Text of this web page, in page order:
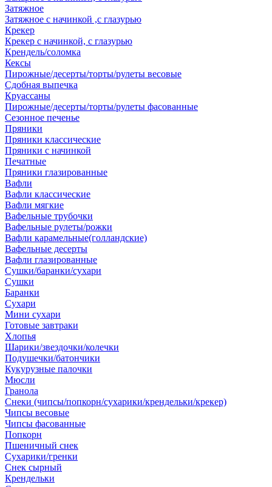
Затяжное
Затяжное с начинкой ,с глазурью
Крекер
Крекер с начинкой, с глазурью
Крендель/соломка
Кексы
Пирожные/десерты/торты/рулеты весовые
Сдобная выпечка
Круассаны
Пирожные/десерты/торты/рулеты фасованные
Сезонное печенье
Пряники
Пряники классические
Пряники с начинкой
Печатные
Пряники глазированные
Вафли
Вафли классические
Вафли мягкие
Вафельные трубочки
Вафельные рулеты/рожки
Вафли карамельные(голландские)
Вафельные десерты
Вафли глазированные
Сушки/баранки/сухари
Сушки
Баранки
Сухари
Мини сухари
Готовые завтраки
Хлопья
Шарики/звездочки/колечки
Подушечки/батончики
Кукурузные палочки
Мюсли
Гранола
Снеки (чипсы/попкорн/сухарики/крендельки/крекер)
Чипсы весовые
Чипсы фасованные
Попкорн
Пшеничный снек
Сухарики/гренки
Снек сырный
Крендельки